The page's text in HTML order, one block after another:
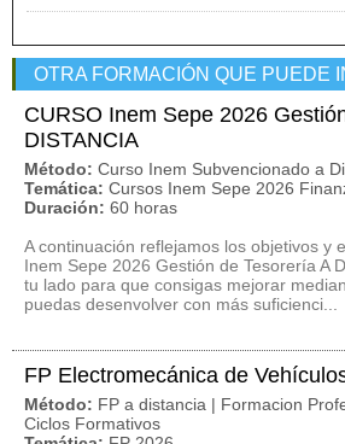
OTRA FORMACIÓN QUE PUEDE
CURSO Inem Sepe 2026
DISTANCIA
Método: Curso Inem Subvencionado a
Temática: Cursos Inem Sepe 2026
Duración: 60 horas
A continuación reflejamos los objetivos y
Inem Sepe 2026 Gestión de Tesorería A
tu lado para que consigas mejorar
puedas desenvolver con más suficienci...
FP Electromecánica de
Método: FP a distancia | Formacion
Ciclos Formativos